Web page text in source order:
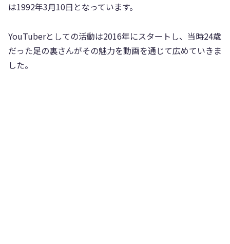
は1992年3月10日となっています。
YouTuberとしての活動は2016年にスタートし、当時24歳
だった足の裏さんがその魅力を動画を通じて広めていきま
した。